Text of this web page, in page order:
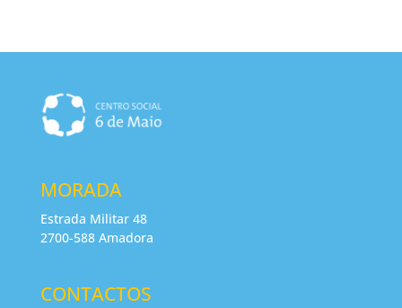
MORADA
Estrada Militar 48
2700-588 Amadora
CONTACTOS